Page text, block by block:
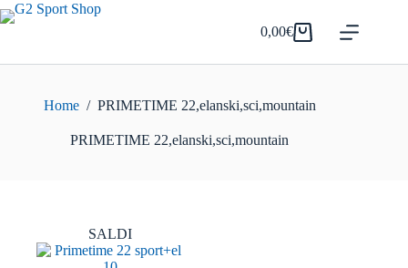
Salta
al
Carrello
0,00€
Home / PRIMETIME 22,elanski,sci,mountain
PRIMETIME 22,elanski,sci,mountain
SALDI